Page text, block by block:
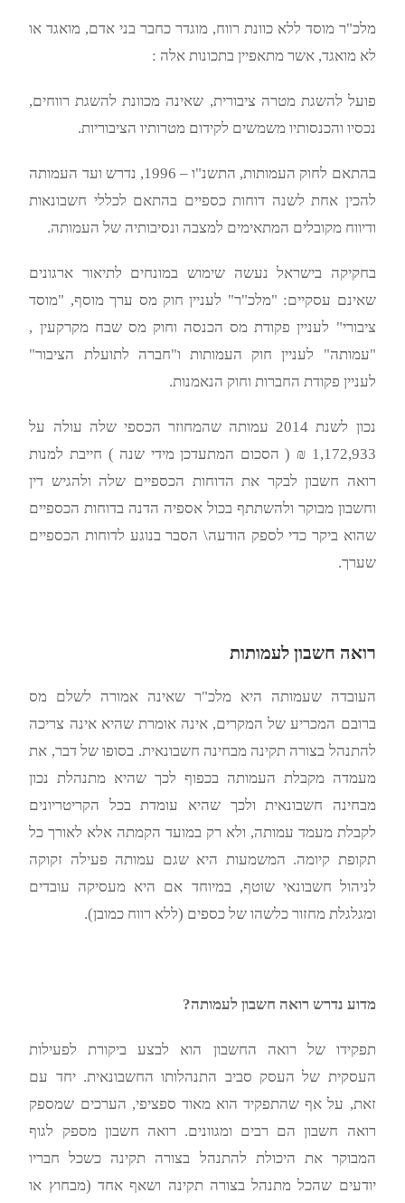
מלכ"ר מוסד ללא כוונת רווח, מוגדר כחבר בני אדם, מואגד או
לא מואגד, אשר מתאפיין בתכונות אלה :
פועל להשגת מטרה ציבורית, שאינה מכוונת להשגת רווחים,
נכסיו והכנסותיו משמשים לקידום מטרותיו הציבוריות.
בהתאם לחוק העמותות, התשנ"ו – 1996, נדרש ועד העמותה
להכין אחת לשנה דוחות כספיים בהתאם לכללי חשבונאות
ודיווח מקובלים המתאימים למצבה ונסיבותיה של העמותה.
בחקיקה בישראל נעשה שימוש במונחים לתיאור ארגונים
שאינם עסקיים: "מלכ"ר" לעניין חוק מס ערך מוסף, "מוסד
ציבורי" לעניין פקודת מס הכנסה וחוק מס שבח מקרקעין ,
"עמותה" לעניין חוק העמותות ו"חברה לתועלת הציבור"
לעניין פקודת החברות וחוק הנאמנות.
נכון לשנת 2014 עמותה שהמחוזר הכספי שלה עולה על
1,172,933 ₪ ( הסכום המתעדכן מידי שנה ) חייבת למנות
רואה חשבון לבקר את הדוחות הכספיים שלה ולהגיש דין
וחשבון מבוקר ולהשתתף בכול אספיה הדנה בדוחות הכספיים
שהוא ביקר כדי לספק הודעה\ הסבר בנוגע לדוחות הכספיים
שערך.
רואה חשבון לעמותות
העובדה שעמותה היא מלכ"ר שאינה אמורה לשלם מס
ברובם המכריע של המקרים, אינה אומרת שהיא אינה צריכה
להתנהל בצורה תקינה מבחינה חשבונאית. בסופו של דבר, את
מעמדה מקבלת העמותה בכפוף לכך שהיא מתנהלת נכון
מבחינה חשבונאית ולכך שהיא עומדת בכל הקריטריונים
לקבלת מעמד עמותה, ולא רק במועד הקמתה אלא לאורך כל
תקופת קיומה. המשמעות היא שגם עמותה פעילה זקוקה
לניהול חשבונאי שוטף, במיוחד אם היא מעסיקה עובדים
ומגלגלת מחזור כלשהו של כספים (ללא רווח כמובן).
מדוע נדרש רואה חשבון לעמותה?
תפקידו של רואה החשבון הוא לבצע ביקורת לפעילות
העסקית של העסק סביב התנהלותו החשבונאית. יחד עם
זאת, על אף שהתפקיד הוא מאוד ספציפי, הערכים שמספק
רואה חשבון הם רבים ומגוונים. רואה חשבון מספק לגוף
המבוקר את היכולת להתנהל בצורה תקינה כשכל חבריו
יודעים שהכל מתנהל בצורה תקינה ושאף אחד (מבחוץ או